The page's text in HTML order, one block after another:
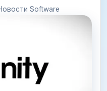
Software